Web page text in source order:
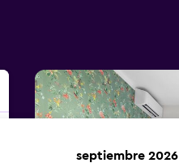
septiembre 2026